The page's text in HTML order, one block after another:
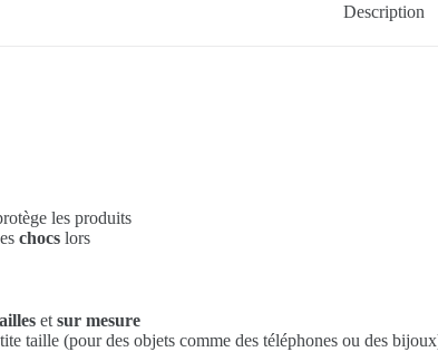
Description
les produits
chocs lors
et sur mesure
taille (pour des objets comme des téléphones ou des